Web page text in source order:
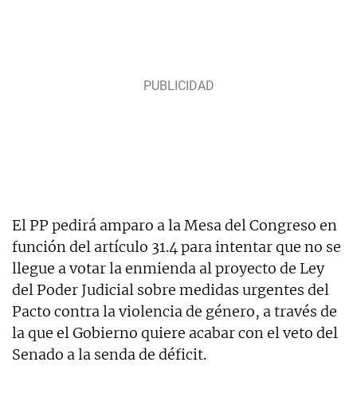
El PP pedirá amparo a la Mesa del Congreso en
función del artículo 31.4 para intentar que no se
llegue a votar la enmienda al proyecto de Ley
del Poder Judicial sobre medidas urgentes del
Pacto contra la violencia de género, a través de
la que el Gobierno quiere acabar con el veto del
Senado a la senda de déficit.